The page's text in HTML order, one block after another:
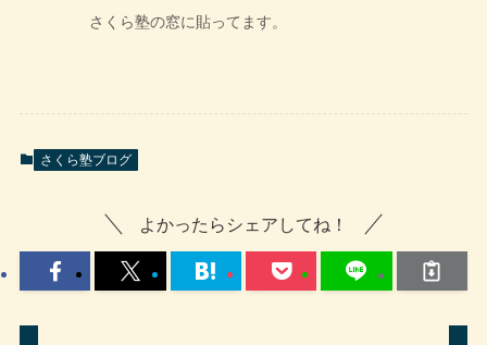
さくら塾の窓に貼ってます。
さくら塾ブログ
よかったらシェアしてね！